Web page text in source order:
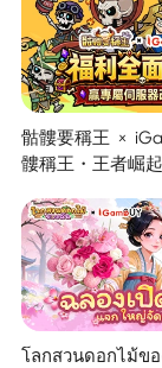
骷髏要稱王 ×
髏稱王・王者崛
โลกสวนดอกไม้ข